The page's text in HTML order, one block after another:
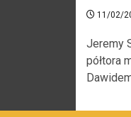
11/02/
Jeremy
półtora